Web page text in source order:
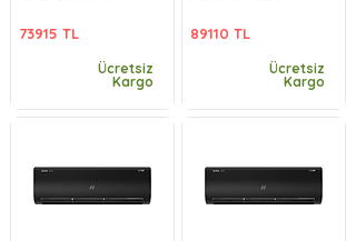
73915 TL
Ücretsiz
Kargo
89110 TL
Ücretsiz
Kargo